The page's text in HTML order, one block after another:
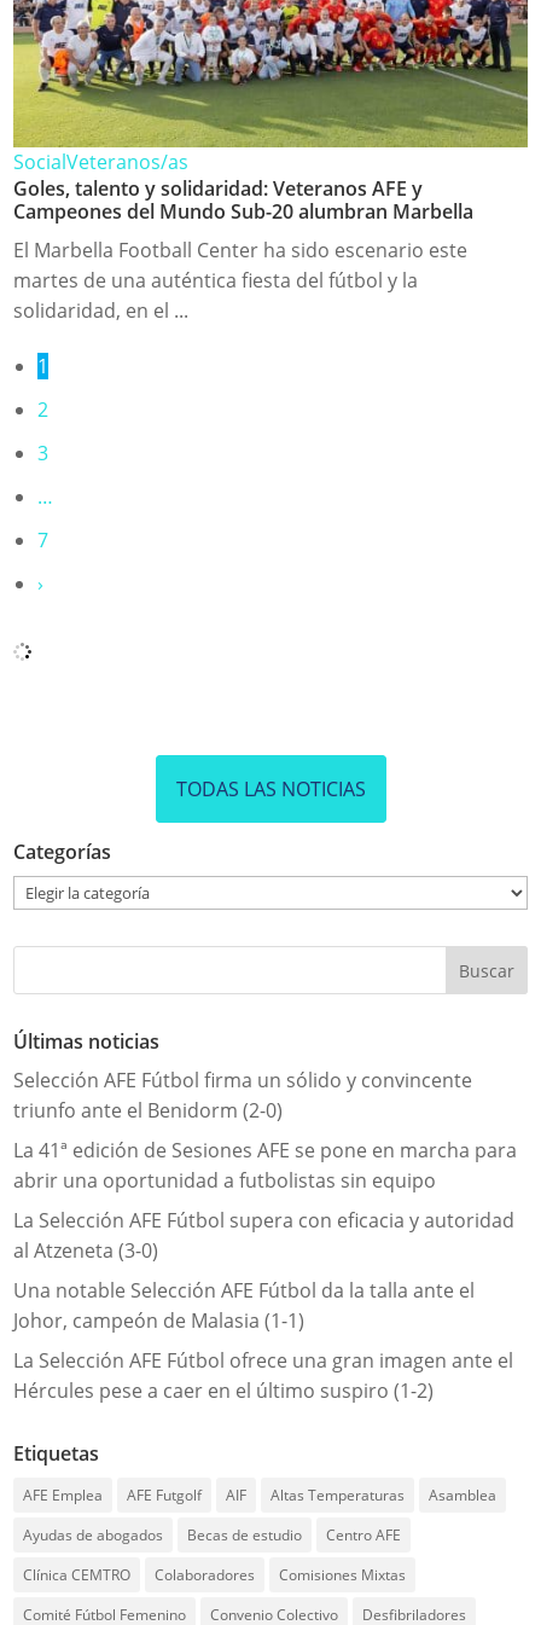
SocialVeteranos/as
Goles, talento y solidaridad: Veteranos AFE y
Campeones del Mundo Sub-20 alumbran Marbella
El Marbella Football Center ha sido escenario este
martes de una auténtica fiesta del fútbol y la
solidaridad, en el ...
1
2
3
…
7
›
TODAS LAS NOTICIAS
Categorías
Categorías
Últimas noticias
Selección AFE Fútbol firma un sólido y convincente
triunfo ante el Benidorm (2-0)
La 41ª edición de Sesiones AFE se pone en marcha para
abrir una oportunidad a futbolistas sin equipo
La Selección AFE Fútbol supera con eficacia y autoridad
al Atzeneta (3-0)
Una notable Selección AFE Fútbol da la talla ante el
Johor, campeón de Malasia (1-1)
La Selección AFE Fútbol ofrece una gran imagen ante el
Hércules pese a caer en el último suspiro (1-2)
Etiquetas
AFE Emplea AFE Futgolf AIF Altas Temperaturas
Asamblea
Ayudas de abogados
Becas de estudio
Centro AFE
Clínica CEMTRO
Colaboradores
Comisiones Mixtas
Comité Fútbol Femenino
Convenio Colectivo
Desfibriladores